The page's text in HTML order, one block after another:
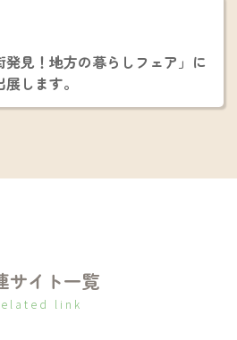
見！地方の暮らしフェア」に
します。
サイト一覧
link